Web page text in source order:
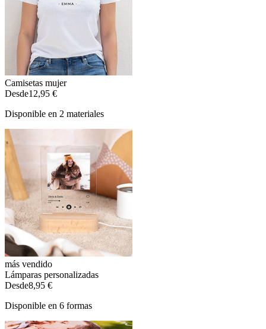
Camisetas mujer
Desde12,95 €
Disponible en 2 materiales
más vendido
Lámparas personalizadas
Desde8,95 €
Disponible en 6 formas